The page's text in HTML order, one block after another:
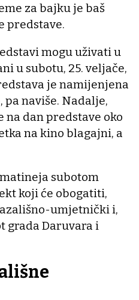
za bajku je baš
predstave.
mogu uživati u
u subotu, 25. veljače,
je namijenjena
pa naviše. Nadalje,
dan predstave oko
na kino blagajni, a
subotom
koji će obogatiti,
umjetnički i,
grada Daruvara i